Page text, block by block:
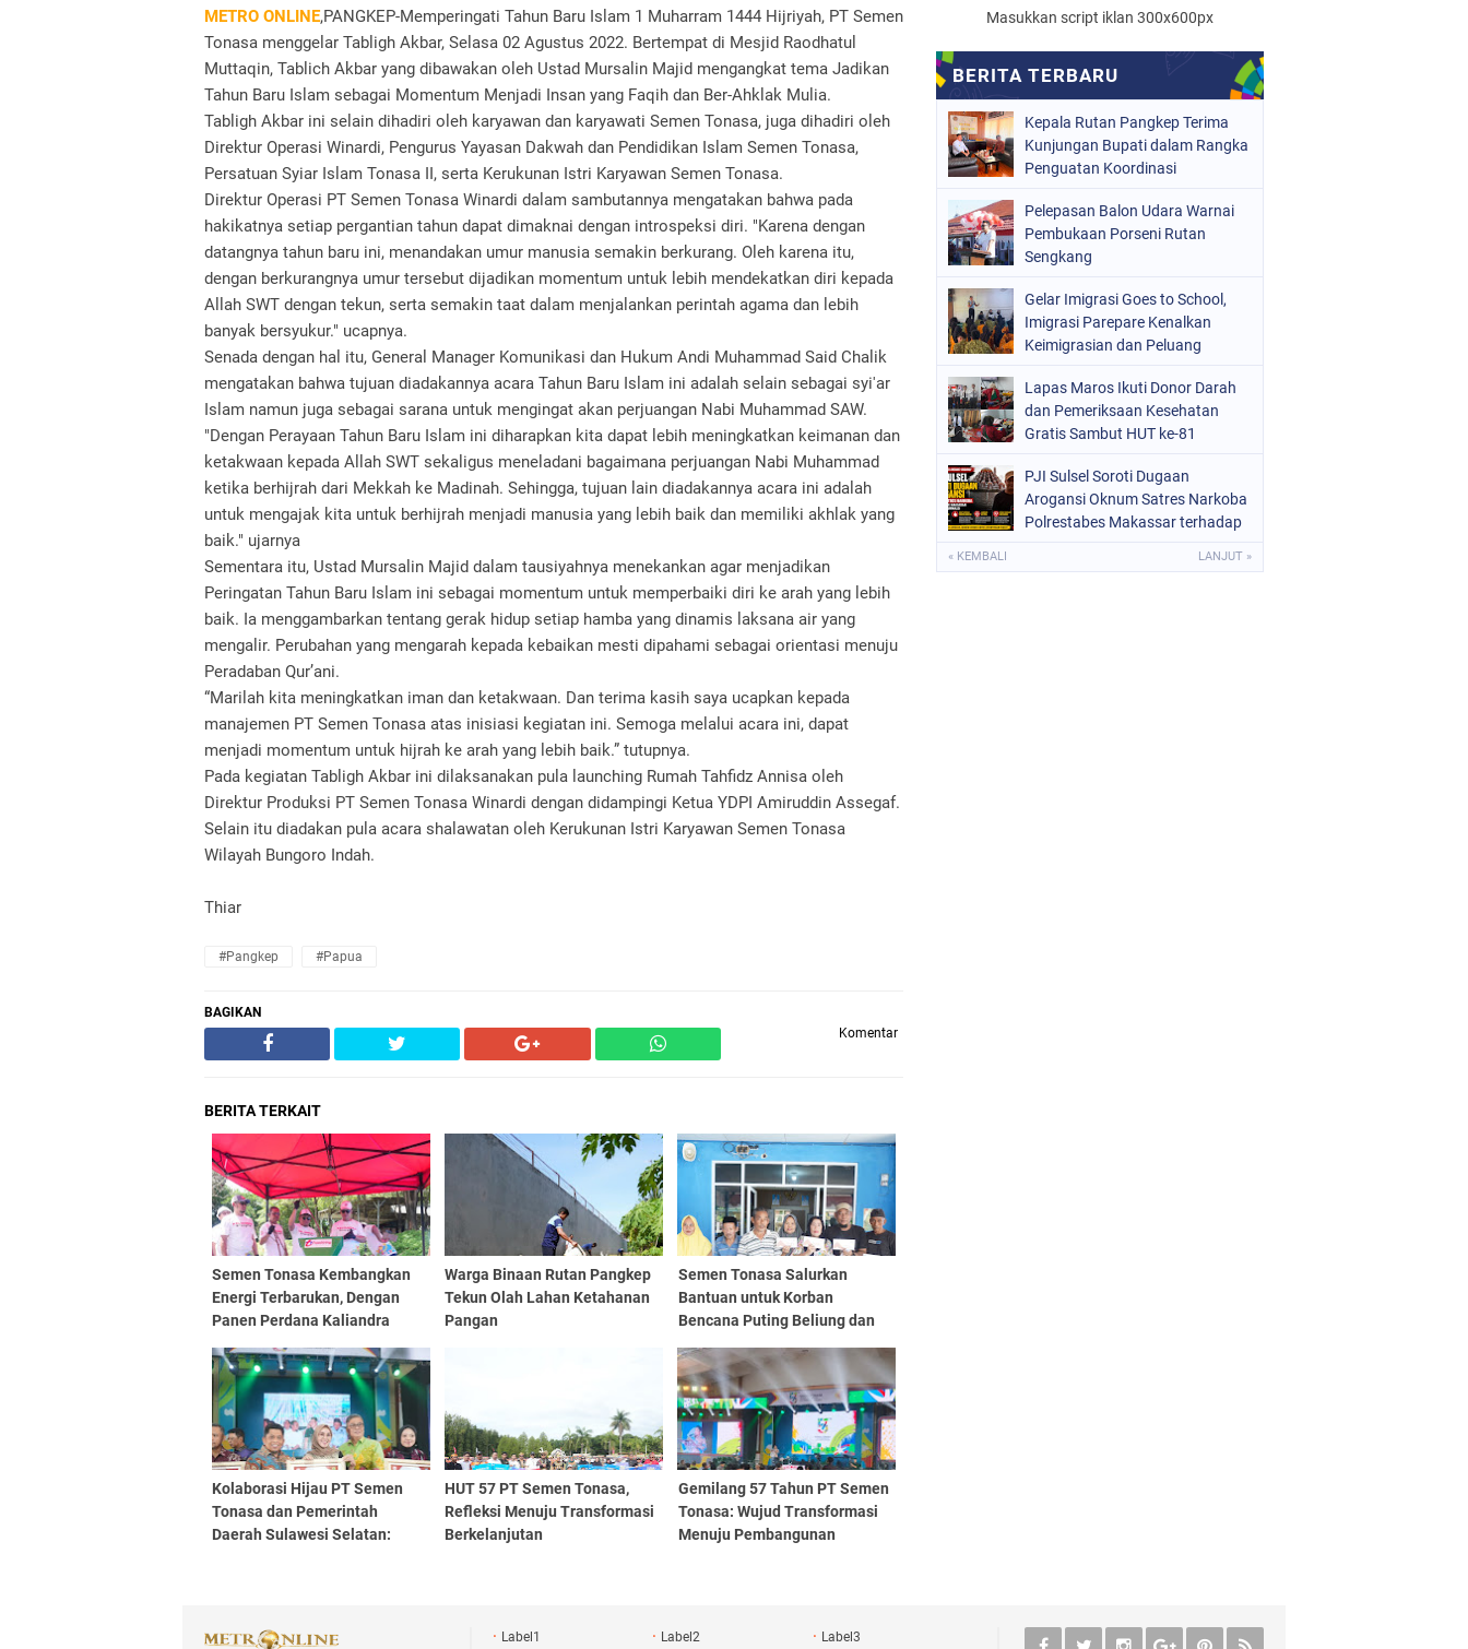
METRO ONLINE,PANGKEP-Memperingati Tahun Baru Islam 1 Muharram 1444 Hijriyah, PT Semen
Tonasa menggelar Tabligh Akbar, Selasa 02 Agustus 2022. Bertempat di Mesjid Raodhatul
Muttaqin, Tablich Akbar yang dibawakan oleh Ustad Mursalin Majid mengangkat tema Jadikan
Tahun Baru Islam sebagai Momentum Menjadi Insan yang Faqih dan Ber-Ahklak Mulia.
Tabligh Akbar ini selain dihadiri oleh karyawan dan karyawati Semen Tonasa, juga dihadiri oleh
Direktur Operasi Winardi, Pengurus Yayasan Dakwah dan Pendidikan Islam Semen Tonasa,
Persatuan Syiar Islam Tonasa II, serta Kerukunan Istri Karyawan Semen Tonasa.
Direktur Operasi PT Semen Tonasa Winardi dalam sambutannya mengatakan bahwa pada
hakikatnya setiap pergantian tahun dapat dimaknai dengan introspeksi diri. "Karena dengan
datangnya tahun baru ini, menandakan umur manusia semakin berkurang. Oleh karena itu,
dengan berkurangnya umur tersebut dijadikan momentum untuk lebih mendekatkan diri kepada
Allah SWT dengan tekun, serta semakin taat dalam menjalankan perintah agama dan lebih
banyak bersyukur." ucapnya.
Senada dengan hal itu, General Manager Komunikasi dan Hukum Andi Muhammad Said Chalik
mengatakan bahwa tujuan diadakannya acara Tahun Baru Islam ini adalah selain sebagai syi'ar
Islam namun juga sebagai sarana untuk mengingat akan perjuangan Nabi Muhammad SAW.
"Dengan Perayaan Tahun Baru Islam ini diharapkan kita dapat lebih meningkatkan keimanan dan
ketakwaan kepada Allah SWT sekaligus meneladani bagaimana perjuangan Nabi Muhammad
ketika berhijrah dari Mekkah ke Madinah. Sehingga, tujuan lain diadakannya acara ini adalah
untuk mengajak kita untuk berhijrah menjadi manusia yang lebih baik dan memiliki akhlak yang
baik." ujarnya
Sementara itu, Ustad Mursalin Majid dalam tausiyahnya menekankan agar menjadikan
Peringatan Tahun Baru Islam ini sebagai momentum untuk memperbaiki diri ke arah yang lebih
baik. Ia menggambarkan tentang gerak hidup setiap hamba yang dinamis laksana air yang
mengalir. Perubahan yang mengarah kepada kebaikan mesti dipahami sebagai orientasi menuju
Peradaban Qur’ani.
“Marilah kita meningkatkan iman dan ketakwaan. Dan terima kasih saya ucapkan kepada
manajemen PT Semen Tonasa atas inisiasi kegiatan ini. Semoga melalui acara ini, dapat
menjadi momentum untuk hijrah ke arah yang lebih baik.” tutupnya.
Pada kegiatan Tabligh Akbar ini dilaksanakan pula launching Rumah Tahfidz Annisa oleh
Direktur Produksi PT Semen Tonasa Winardi dengan didampingi Ketua YDPI Amiruddin Assegaf.
Selain itu diadakan pula acara shalawatan oleh Kerukunan Istri Karyawan Semen Tonasa
Wilayah Bungoro Indah.
Thiar
#Pangkep #Papua
BAGIKAN
Komentar
BERITA TERKAIT
Semen Tonasa Kembangkan
Energi Terbarukan, Dengan
Panen Perdana Kaliandra
Warga Binaan Rutan Pangkep
Tekun Olah Lahan Ketahanan
Pangan
Semen Tonasa Salurkan
Bantuan untuk Korban
Bencana Puting Beliung dan
Kolaborasi Hijau PT Semen
Tonasa dan Pemerintah
Daerah Sulawesi Selatan:
HUT 57 PT Semen Tonasa,
Refleksi Menuju Transformasi
Berkelanjutan
Gemilang 57 Tahun PT Semen
Tonasa: Wujud Transformasi
Menuju Pembangunan
Masukkan script iklan 300x600px
Kepala Rutan Pangkep Terima
Kunjungan Bupati dalam Rangka
Penguatan Koordinasi
Pelepasan Balon Udara Warnai
Pembukaan Porseni Rutan
Sengkang
Gelar Imigrasi Goes to School,
Imigrasi Parepare Kenalkan
Keimigrasian dan Peluang
Lapas Maros Ikuti Donor Darah
dan Pemeriksaan Kesehatan
Gratis Sambut HUT ke-81
PJI Sulsel Soroti Dugaan
Arogansi Oknum Satres Narkoba
Polrestabes Makassar terhadap
« KEMBALI LANJUT »
Label1 Label2 Label3